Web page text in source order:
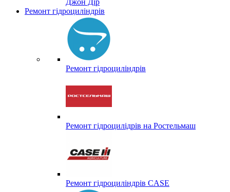
Ремонт гідроциліндрів
Ремонт гідроциліндрів
Ремонт гідроцилідрів на Ростельмаш
Ремонт гідроциліндрів CASE